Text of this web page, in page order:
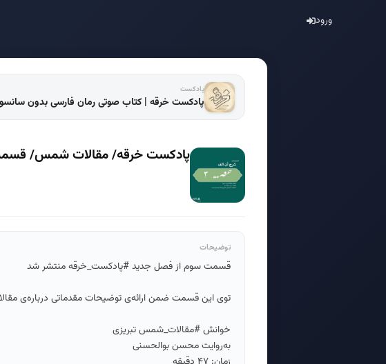
ورود
پادکست
پادکست خرقه | کتاب صوتی رمان فارسی بدون
پادکست خرقه/ مقالات شمس/
توضیحات
قسمت سوم از فصل جدید #پادکست_خرقه منتشر شد
توی این قسمت ضمن ارائه‌ی توضیحات مقدماتی درباره‌ی
خوانش #مقالات_شمس تبریزی
به‌روایت محسن بوالحسنی